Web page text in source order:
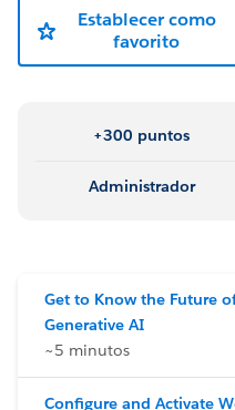
Establecer como
favorito
+300 puntos
Administrador
Get to Know the Future
Generative AI
~5 minutos
Configure and Activate